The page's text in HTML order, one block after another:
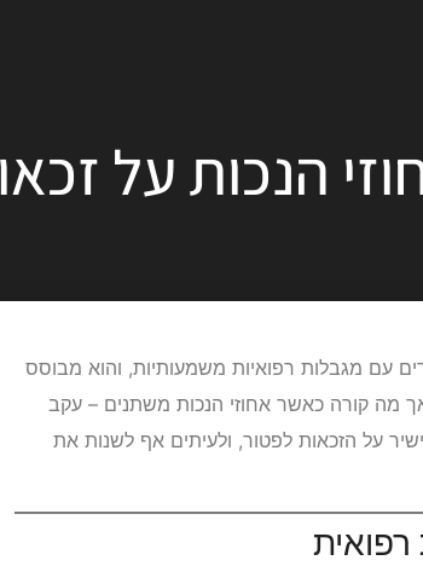
הנכות על
עם מגבלות רפואיות משמעותיות, והוא מבוסס
מה קורה כאשר אחוזי הנכות משתנים – עקב
על הזכאות לפטור, ולעיתים אף לשנות את